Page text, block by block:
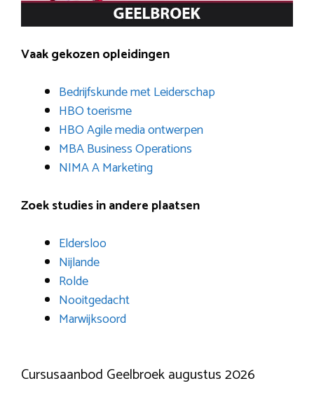
Vaak gekozen opleidingen
Bedrijfskunde met Leiderschap
HBO toerisme
HBO Agile media ontwerpen
MBA Business Operations
NIMA A Marketing
Zoek studies in andere plaatsen
Eldersloo
Nijlande
Rolde
Nooitgedacht
Marwijksoord
Cursusaanbod Geelbroek augustus 2026